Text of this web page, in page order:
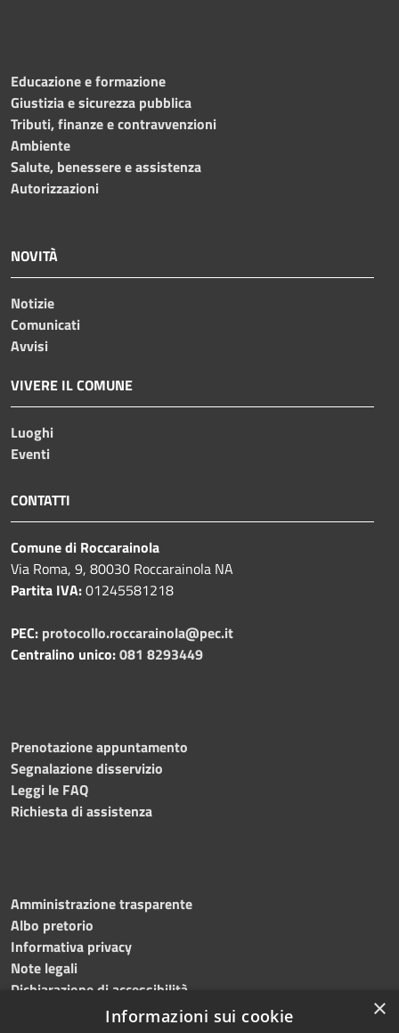
Educazione e formazione
Giustizia e sicurezza pubblica
Tributi, finanze e contravvenzioni
Ambiente
Salute, benessere e assistenza
Autorizzazioni
NOVITÀ
Notizie
Comunicati
Avvisi
VIVERE IL COMUNE
Luoghi
Eventi
CONTATTI
Comune di Roccarainola
Via Roma, 9, 80030 Roccarainola NA
Partita IVA:01245581218
PEC: protocollo.roccarainola@pec.it
Centralino unico:081 8293449
Prenotazione appuntamento
Segnalazione disservizio
Leggi le FAQ
Richiesta di assistenza
Amministrazione trasparente
Albo pretorio
Informativa privacy
Note legali
Dichiarazione di accessibilità
×
Informazioni sui cookie